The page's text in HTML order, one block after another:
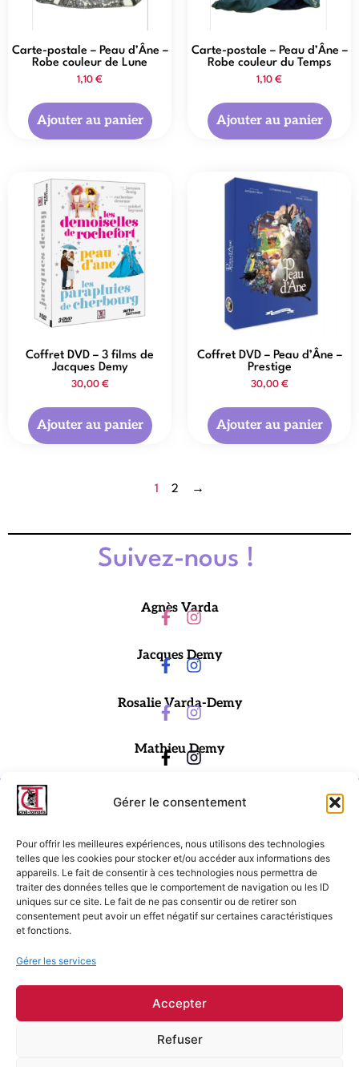
Gérer le consentement
Pour offrir les meilleures expériences, nous utilisons des technologies
telles que les cookies pour stocker et/ou accéder aux informations des
appareils. Le fait de consentir à ces technologies nous permettra de
traiter des données telles que le comportement de navigation ou les ID
uniques sur ce site. Le fait de ne pas consentir ou de retirer son
consentement peut avoir un effet négatif sur certaines caractéristiques
et fonctions.
Gérer les services
Accepter
Refuser
Carte-postale – Peau d’Âne –
Robe couleur de Lune
1,10 €
Ajouter au panier
Carte-postale – Peau d’Âne –
Robe couleur du Temps
1,10 €
Ajouter au panier
Coffret DVD – 3 films de
Jacques Demy
30,00 €
Ajouter au panier
Coffret DVD – Peau d’Âne –
Prestige
30,00 €
Ajouter au panier
1 2 →
Suivez-nous !
Agnès Varda
Jacques Demy
Rosalie Varda-Demy
Mathieu Demy
Ciné-Tamaris
88 rue Daguerre,